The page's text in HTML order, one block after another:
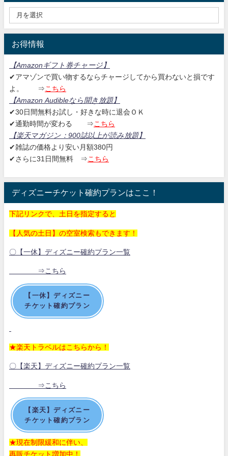
お得情報
【Amazonギフト券チャージ 】
✔アマゾンで買い物するならチャージしてから買わないと損です
よ。
⇒ こちら
【Amazon Audibleなら聞き放題】
✔30日間無料お試し・好きな時に退会ＯＫ
✔通勤時間が変わる ⇒ こちら
【楽天マガジン： 900誌以上が読み放題】
✔雑誌の価格より安い月額380円
✔さらに31日間無料 ⇒ こちら
ディズニーチケット確約プランはここ！
下記リンクで、土日を指定すると
【人気の土日】の空室検索もできます！
〇【一休】ディズニー確約プラン一覧
⇒こちら
【一休】ディズニー
チケット確約プラン
★楽天トラベルはこちらから！
〇【楽天】ディズニー確約プラン一覧
⇒こちら
【楽天】ディズニー
チケット確約プラン
★現在制限緩和に伴い、
再販チケット増加中！